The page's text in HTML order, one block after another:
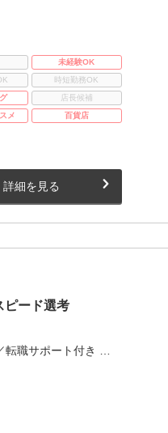
未経験OK
時短勤務OK
店長候補
メ 百貨店
詳細を見る
ピード選考
転職サポート付き …